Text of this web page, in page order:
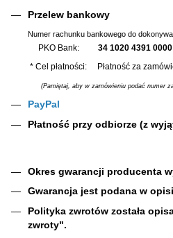
Przelew bankowy
Numer rachunku bankowego do
PKO Bank: 34 1020 4391
* Cel płatności: Płatność za
(Pamiętaj, aby w zamówieniu podać numer
PayPal
Płatność przy odbiorze (z
Okres gwarancji producenta
Gwarancja jest podana w
Polityka zwrotów została
zwroty".